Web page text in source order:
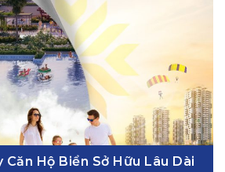
Hộ Biển Sở Hữu Lâu Dài